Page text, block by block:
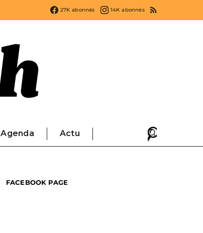
27K abonnés 14K abonnés
Agenda Actu
FACEBOOK PAGE